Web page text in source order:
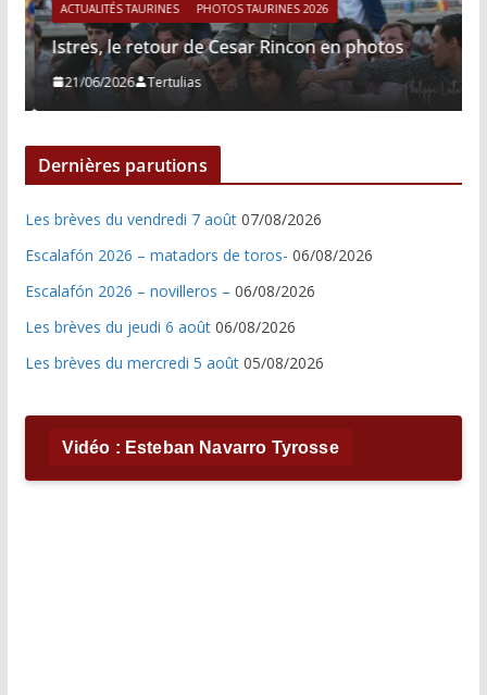
ACTUALITÉS TAURINES PHOTOS TAURINES 2026
Istres, le retour de Cesar Rincon en photos
21/06/2026 Tertulias
Dernières parutions
Les brèves du vendredi 7 août 07/08/2026
Escalafón 2026 – matadors de toros- 06/08/2026
Escalafón 2026 – novilleros – 06/08/2026
Les brèves du jeudi 6 août 06/08/2026
Les brèves du mercredi 5 août 05/08/2026
Vidéo : Esteban Navarro Tyrosse